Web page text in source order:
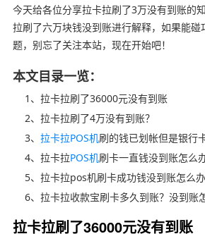
今天给各位分享拉卡拉刷了3万没有到账的
拉刷了六万块钱没到账进行解释，如果能碰
题，别忘了关注本站，现在开始吧！
本文目录一览：
1、拉卡拉刷了36000元没有到账
2、拉卡拉刷了4万没有到账？
3、 拉卡拉POS机刷的钱已划帐但是银行
4、拉卡拉POS机刷卡一直钱没到账怎么
5、拉卡拉pos机刷卡成功钱没到账怎么办
6、拉卡拉收款宝刷卡多久到账？没到账
拉卡拉刷了36000元没有到账